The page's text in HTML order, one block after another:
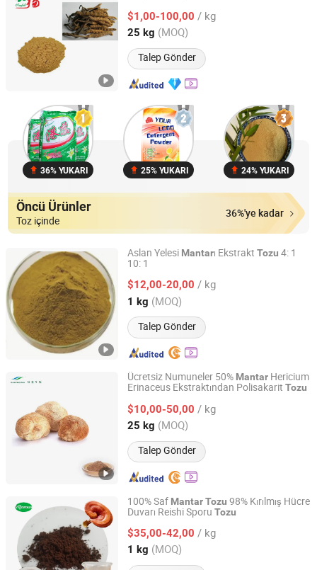
$1,00-100,00 / kg
25 kg (MOQ)
Talep Gönder
Hunan, China Fiyat 2020
36% YUKARI 25% YUKARI 24% YUKARI
Öncü Ürünler
Toz içinde
36%'ye kadar
Aslan Yelesi Mantarı Ekstrakt Tozu 4: 1
10: 1
$12,00-20,00 / kg
1 kg (MOQ)
Talep Gönder
Shaanxi KBC Biotech Co., Ltd.
Shaanxi, China Fiyat 2022
Ücretsiz Numuneler 50% Mantar Hericium
Erinaceus Ekstraktından Polisakarit Tozu
$10,00-50,00 / kg
25 kg (MOQ)
Talep Gönder
Hunan, China Fiyat 2013
100% Saf MantarTozu 98% Kırılmış Hücre
Duvarı Reishi Sporu Tozu
$35,00-42,00 / kg
1 kg (MOQ)
Changsha Vigorous-Tech Co., Ltd.
Hunan, China Fiyat 2025